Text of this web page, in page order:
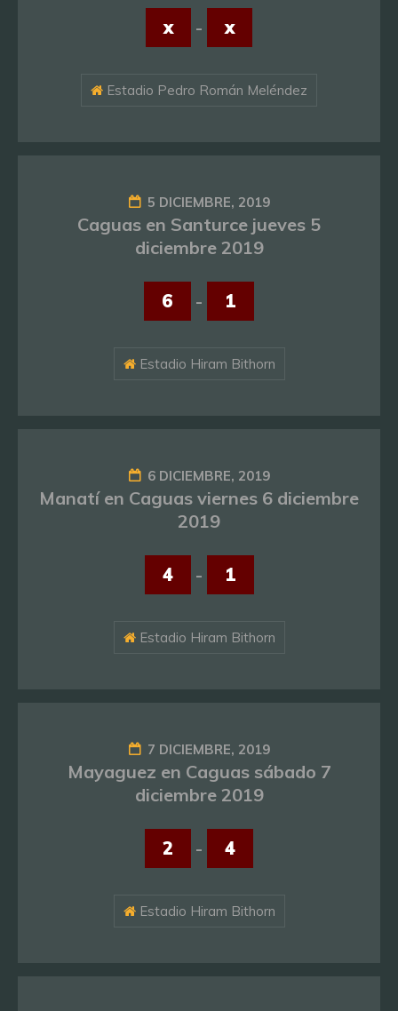
x - x
Estadio Pedro Román Meléndez
5 DICIEMBRE, 2019
Caguas en Santurce jueves 5
diciembre 2019
6 - 1
Estadio Hiram Bithorn
6 DICIEMBRE, 2019
Manatí en Caguas viernes 6 diciembre
2019
4 - 1
Estadio Hiram Bithorn
7 DICIEMBRE, 2019
Mayaguez en Caguas sábado 7
diciembre 2019
2 - 4
Estadio Hiram Bithorn